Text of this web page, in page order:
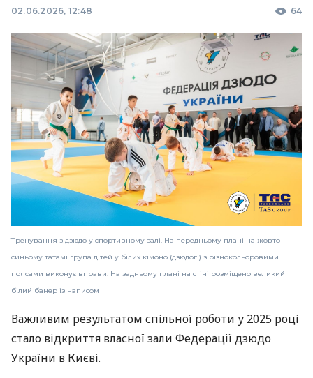
02.06.2026, 12:48 64
Тренування з дзюдо у спортивному залі. На передньому плані на жовто-
синьому татамі група дітей у білих кімоно (дзюдогі) з різнокольоровими
поясами виконує вправи. На задньому плані на стіні розміщено великий
білий банер із написом
Важливим результатом спільної роботи у 2025 році
стало відкриття власної зали Федерації дзюдо
України в Києві.